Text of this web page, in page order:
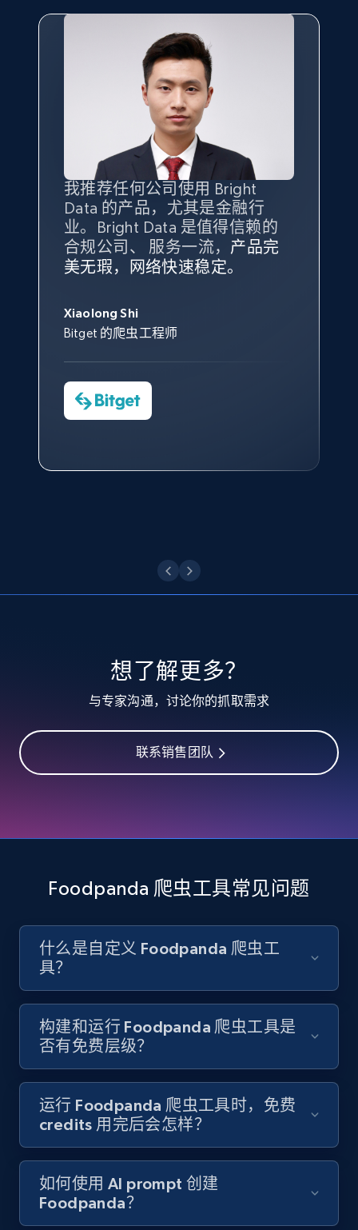
X (formerly Twitter) - Posts - Collecting
Twitter posts URLs
ID, User posted, Name, Description, Date
posted, Photos, URL, Quoted post, and more.
10.4K+ 1.2K+ 注册使用
X (formerly Twitter) - Posts - Getting x
posts by array of profiles
TikTok - Profiles
engagement rate, Comment engagement rate,
Account id, Nickname, Biography, Awg
engagement rate, Comment engagement rate,
Like engagement rate, Bio link, Predicted lang,
Youtube - Videos posts
Video length, Likes, Views, and more.
8.1K+ 716+ 注册使用
Youtube - Videos posts - Search new
youtube videos by keyword
URL, Title, Youtuber, Youtuber md5, Video url,
Video length, Likes, Views, and more.
8.1K+ 716+ 注册使用
Youtube - Videos posts - Discover videos by
channel URL
我推荐任何公司使用 Bright
Data 的产品，尤其是金融行
业。Bright Data 是值得信赖的
合规公司、 服务一流， 产品完
美无瑕，网络快速稳定。
Xiaolong Shi
Bitget 的爬虫工程师
Bright Data 拥有自有代理基础
设施，助您持续获取网络数据。
帮助您轻松绕过烦人的验证码
（CAPTCHA）。
数据科学专家
根据我的使用体验，Bright Data
的服务价值不可估量。Bright
共网络数据以满足需求，并通过
其支持团队和开发团队，让我们
Charmagne Cruz
—— Shopee Philippines Inc. 报告与分析、
最重要的是拥有质量 最好、
最多的数据，而这正是 Bright
Data 和 tgndata 发挥作用的地
方。
tgndata 的首席执行官 (CEO)
我们对 Bright Data 的可靠性印
象深刻，对整体服务也非常满
沟通，他的协助对我们非常有帮
助。
Convert Group 的 CTO
我们对与 Bright Data 的合作感
到非常满意。各方面都很不错，
服务和支持团队也非常认可。
想了解更多？
与专家沟通，讨论你的抓取需求
联系销售团队
Foodpanda 爬虫工具常见问题
什么是自定义 Foodpanda 爬虫工
具？
构建和运行 Foodpanda 爬虫工具是
否有免费层级？
运行 Foodpanda 爬虫工具时，免费
credits 用完后会怎样？
如何使用 AI prompt 创建
Foodpanda？